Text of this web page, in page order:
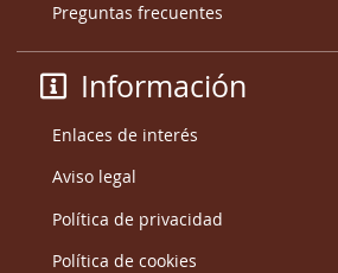
Preguntas frecuentes
Información
Enlaces de interés
Aviso legal
Política de privacidad
Política de cookies